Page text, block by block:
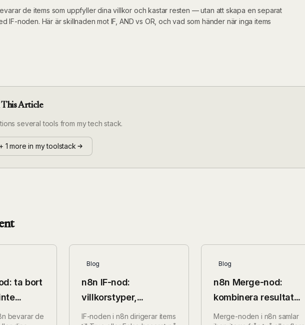
de items som uppfyller dina villkor och kastar resten — utan att skapa en separat
IF-noden. Här är skillnaden mot IF, AND vs OR, och vad som händer när inga items
This Article
several tools from my tech stack.
1 more in my toolstack
ta bort
utan
bevarar de
Blog
n8n IF-nod:
villkorstyper,
AND/OR-grupper och
IF-noden i n8n dirigerar items
Blog
n8n Merge-nod:
kombinera resultat
från parallella
Merge-noden i n8n samlar